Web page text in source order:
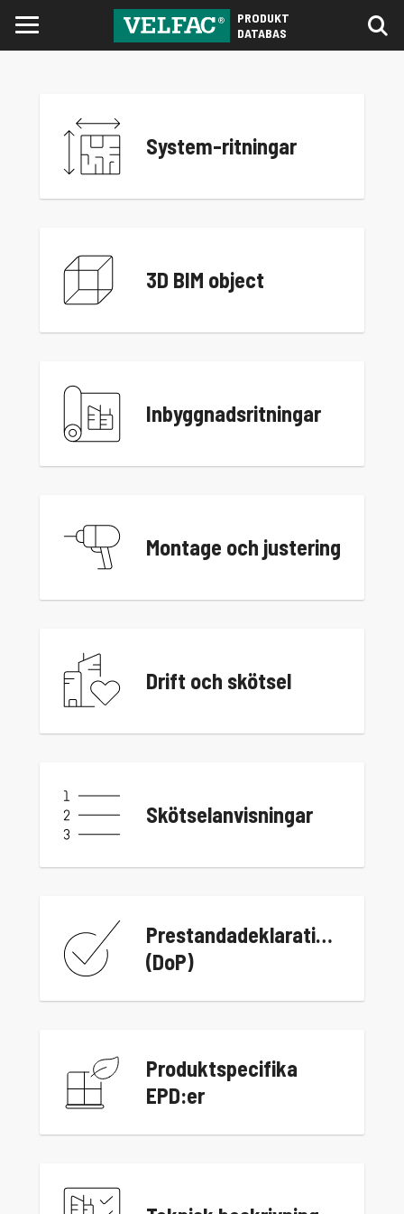
PRODUKT
DATABAS
System-ritningar
3D BIM object
Inbyggnadsritningar
Montage och justering
Drift och skötsel
Skötselanvisningar
Prestandadeklarationer
(DoP)
Produktspecifika
EPD:er